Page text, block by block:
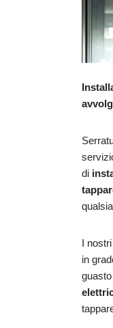
di
I
in